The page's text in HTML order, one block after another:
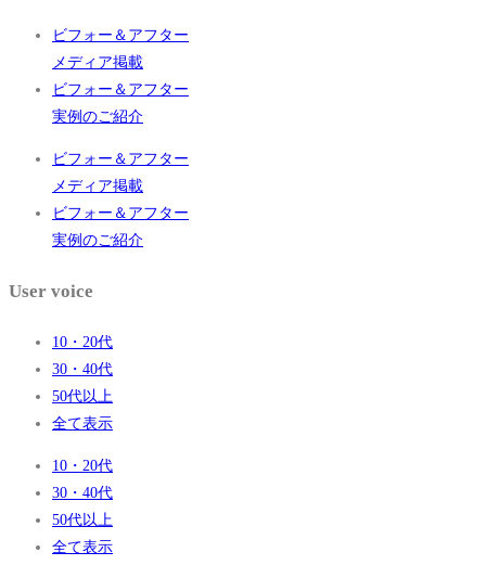
ビフォー＆アフター
メディア掲載
ビフォー＆アフター
実例のご紹介
ビフォー＆アフター
メディア掲載
ビフォー＆アフター
実例のご紹介
User voice
10・20代
30・40代
50代以上
全て表示
10・20代
30・40代
50代以上
全て表示